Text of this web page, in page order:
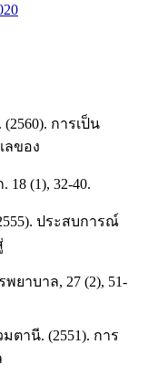
การเป็น
ลของ
(1), 32-40.
ประสบการณ์
ยาบาล, 27 (2), 51-
ตานี. (2551). การ